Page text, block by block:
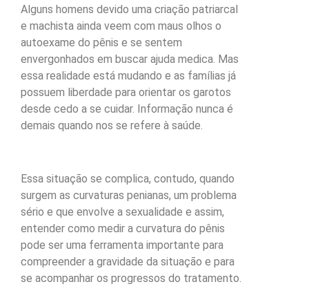
Alguns homens devido uma criação patriarcal
e machista ainda veem com maus olhos o
autoexame do pênis e se sentem
envergonhados em buscar ajuda medica. Mas
essa realidade está mudando e as famílias já
possuem liberdade para orientar os garotos
desde cedo a se cuidar. Informação nunca é
demais quando nos se refere à saúde.
Essa situação se complica, contudo, quando
surgem as curvaturas penianas, um problema
sério e que envolve a sexualidade e assim,
entender como medir a curvatura do pênis
pode ser uma ferramenta importante para
compreender a gravidade da situação e para
se acompanhar os progressos do tratamento.